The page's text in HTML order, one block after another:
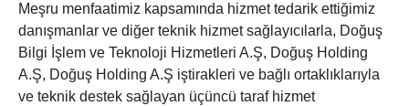
Meşru menfaatimiz kapsamında hizmet tedarik ettiğimiz
danışmanlar ve diğer teknik hizmet sağlayıcılarla, Doğuş
Bilgi İşlem ve Teknoloji Hizmetleri A.Ş, Doğuş Holding
A.Ş, Doğuş Holding A.Ş iştirakleri ve bağlı ortaklıklarıyla
ve teknik destek sağlayan üçüncü taraf hizmet